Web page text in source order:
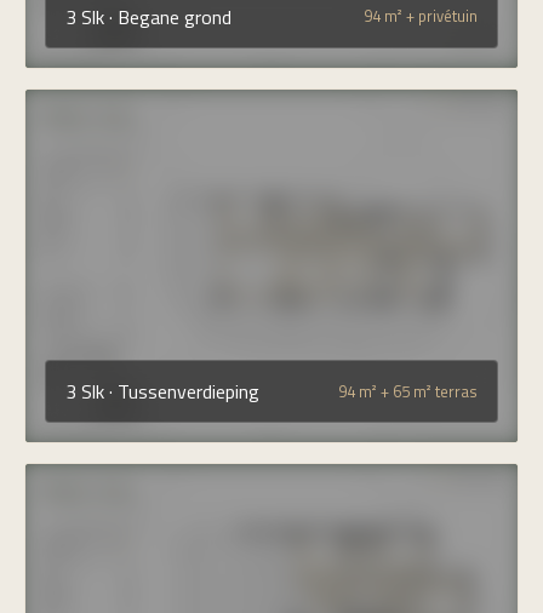
3 Slk · Begane grond 94 m² + privétuin
3 Slk · Tussenverdieping 94 m² + 65 m² terras